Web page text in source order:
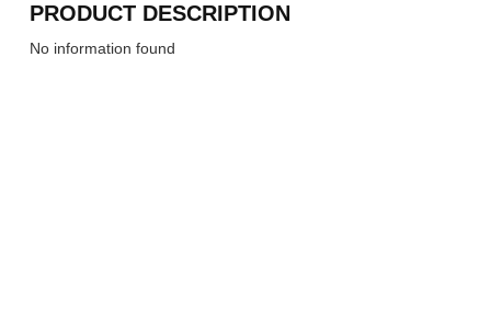
PRODUCT DESCRIPTION
No information found